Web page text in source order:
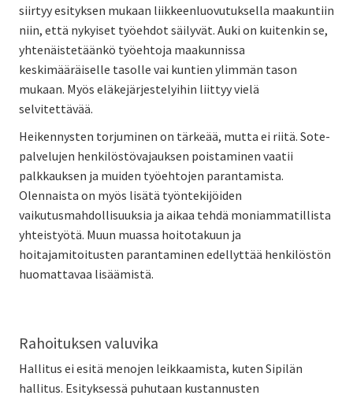
siirtyy esityksen mukaan liikkeenluovutuksella maakuntiin
niin, että nykyiset työehdot säilyvät. Auki on kuitenkin se,
yhtenäistetäänkö työehtoja maakunnissa
keskimääräiselle tasolle vai kuntien ylimmän tason
mukaan. Myös eläkejärjestelyihin liittyy vielä
selvitettävää.
Heikennysten torjuminen on tärkeää, mutta ei riitä. Sote-
palvelujen henkilöstövajauksen poistaminen vaatii
palkkauksen ja muiden työehtojen parantamista.
Olennaista on myös lisätä työntekijöiden
vaikutusmahdollisuuksia ja aikaa tehdä moniammatillista
yhteistyötä. Muun muassa hoitotakuun ja
hoitajamitoitusten parantaminen edellyttää henkilöstön
huomattavaa lisäämistä.
Rahoituksen valuvika
Hallitus ei esitä menojen leikkaamista, kuten Sipilän
hallitus. Esityksessä puhutaan kustannusten